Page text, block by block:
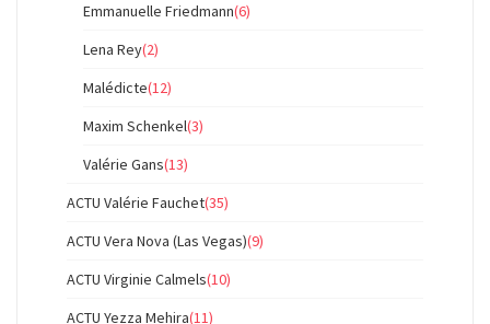
Emmanuelle Friedmann(6)
Lena Rey(2)
Malédicte(12)
Maxim Schenkel(3)
Valérie Gans(13)
ACTU Valérie Fauchet(35)
ACTU Vera Nova (Las Vegas)(9)
ACTU Virginie Calmels(10)
ACTU Yezza Mehira(11)